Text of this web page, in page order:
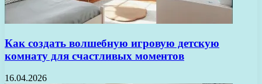
Как создать волшебную игровую детскую
комнату для счастливых моментов
16.04.2026